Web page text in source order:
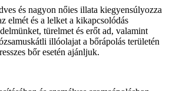
és nagyon nőies illata kiegyensúlyozza
elmét és a lelket a kikapcsolódás
türelmet és erőt ad, valamint
illóolajat a bőrápolás területén
bőr esetén ajánljuk.